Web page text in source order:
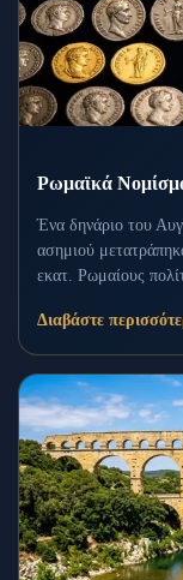
Ρωμαϊκά
Ένα δηνάριο του
ασημιού
εκατ. Ρωμαίους
Διαβάστε